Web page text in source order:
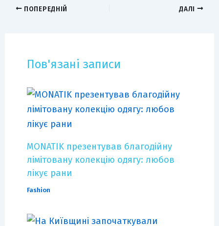
ПОПЕРЕДНІЙ ДАЛІ
Пов'язані записи
MONATIK презентував благодійну
лімітовану колекцію одягу: любов
лікує рани
Fashion